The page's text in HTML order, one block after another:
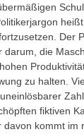
Der
die
zu halten.
fiktiven
kommt im